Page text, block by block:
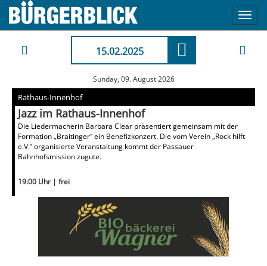
15.02.2025
Sunday, 09. August 2026
Rathaus-Innenhof
Jazz im Rathaus-Innenhof
Die Liedermacherin Barbara Clear präsentiert gemeinsam mit der
Formation „Braitinger“ ein Benefizkonzert. Die vom Verein „Rock hilft
e.V.“ organisierte Veranstaltung kommt der Passauer
Bahnhofsmission zugute.
19:00 Uhr | frei